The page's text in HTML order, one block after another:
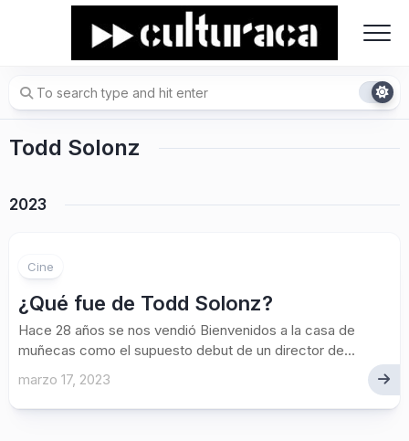
Todd Solonz
2023
Cine
¿Qué fue de Todd Solonz?
Hace 28 años se nos vendió Bienvenidos a la casa de
muñecas como el supuesto debut de un director de...
marzo 17, 2023